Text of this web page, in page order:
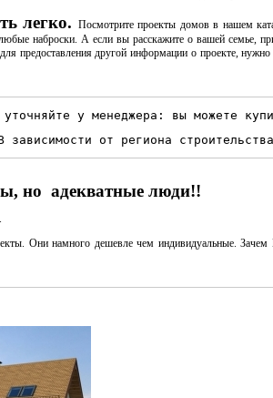
легко. Посмотрите проекты домов в нашем
наброски. А если вы расскажите о вашей семье,
предоставления другой информации о проекте,
уточняйте у менеджера: вы можете
зависимости от региона
но адекватные люди!!
Они намного дешевле чем индивидуальные. Зачем